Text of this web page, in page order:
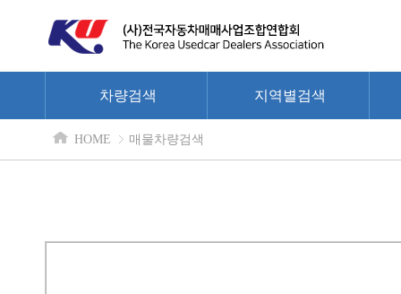
차량검색 지역별검색
HOME 매물차량검색